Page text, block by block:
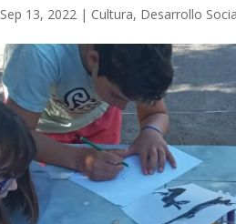
Sep 13, 2022 | Cultura, Desarrollo